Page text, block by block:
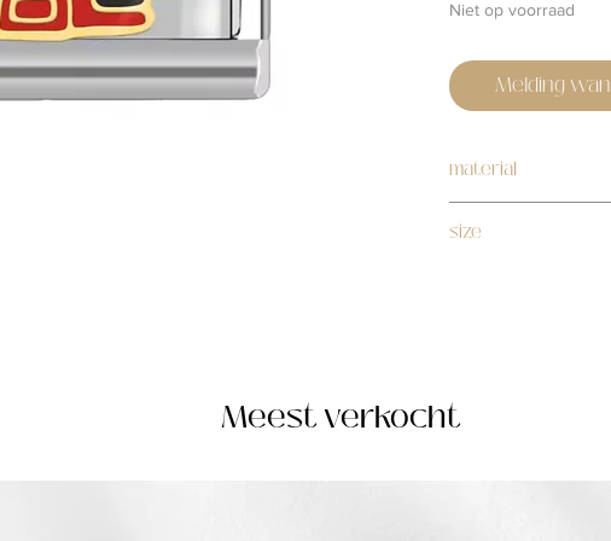
Niet op voorraad
Melding
material
size
Meest verkocht